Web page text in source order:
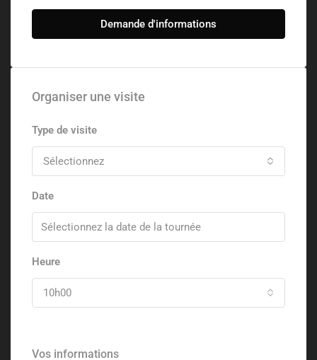
Demande d'informations
Organiser une visite
Type de visite
Sélectionnez
Date
Heure
10h00
Vos informations